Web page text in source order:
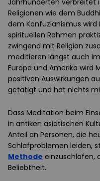
Jahrhunderten verbreitet
Religionen wie dem
dem Konfuzianismus
spirituellen Rahmen
zwingend mit Religion
meditieren längst auch
Europa und Amerika wird
positiven Auswirkungen
getätigt und hat nichts
Dass Meditation beim
in antiken asiatischen
Anteil an Personen, die
Schlafproblemen leiden,
Methode einzuschlafen,
Beliebtheit.